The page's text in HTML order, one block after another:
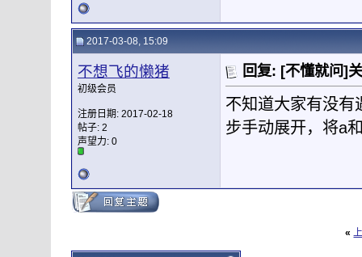
2017-03-08, 15:09
不想飞的懒猪
初级会员
注册日期: 2017-02-18
帖子: 2
声望力: 0
回复: [不懂就问]
不知道大家有没有
步手动展开，将a
«